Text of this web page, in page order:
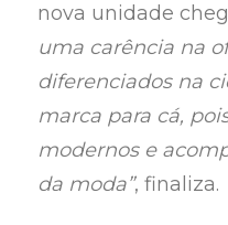
nova unidade
uma carência na
diferenciados na
marca para cá,
modernos e
da moda”, finaliza.